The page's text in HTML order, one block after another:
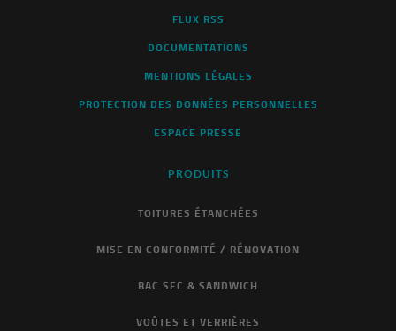
FLUX RSS
DOCUMENTATIONS
MENTIONS LÉGALES
PROTECTION DES DONNÉES PERSONNELLES
ESPACE PRESSE
PRODUITS
TOITURES ÉTANCHÉES
MISE EN CONFORMITÉ / RÉNOVATION
BAC SEC & SANDWICH
VOÛTES ET VERRIÈRES